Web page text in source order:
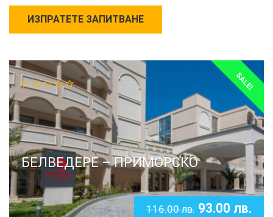
SALE!
БЕЛВЕДЕРЕ – ПРИМОРСКО
116.00лв. 93.00 лв.